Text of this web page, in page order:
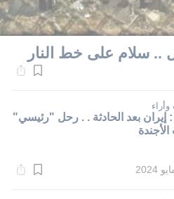
سلام على خط النار
وأراء
تحليل : إيران بعد الحادثة . . رحل "رئيسي"